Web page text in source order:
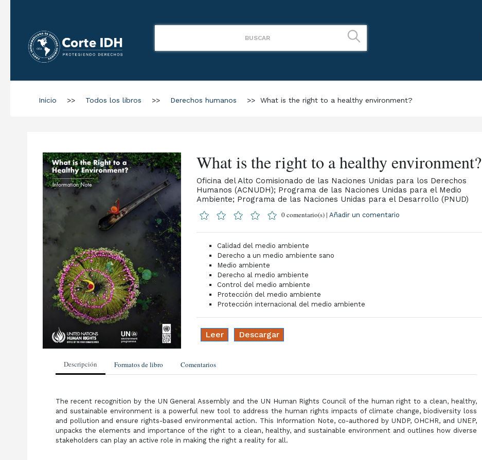
Inicio >> Todos los libros >> Derechos humanos >> What is the right to a healthy environment?
What is the right to a healthy environment?
Oficina del Alto Comisionado de las Naciones Unidas para los Derechos
Humanos (ACNUDH); Programa de las Naciones Unidas para el Medio
Ambiente; Programa de las Naciones Unidas para el Desarrollo (PNUD)
0 comentario(s) |Añadir un comentario
Calidad del medio ambiente
Derecho a un medio ambiente sano
Medio ambiente
Derecho al medio ambiente
Control del medio ambiente
Protección del medio ambiente
Protección internacional del medio ambiente
Leer Descargar
Descripción Formatos de libro Comentarios
The recent recognition by the UN General Assembly and the UN Human Rights Council of the human right to a clean, healthy,
and sustainable environment is a powerful new tool to address the human rights impacts of climate change, biodiversity loss
and pollution and ensure rights-based environmental action. This Information Note, co-authored by UNDP, OHCHR, and UNEP,
unpacks the elements and importance of the right to a clean, healthy, and sustainable environment and outlines how diverse
stakeholders can play an active role in making the right a reality for all.